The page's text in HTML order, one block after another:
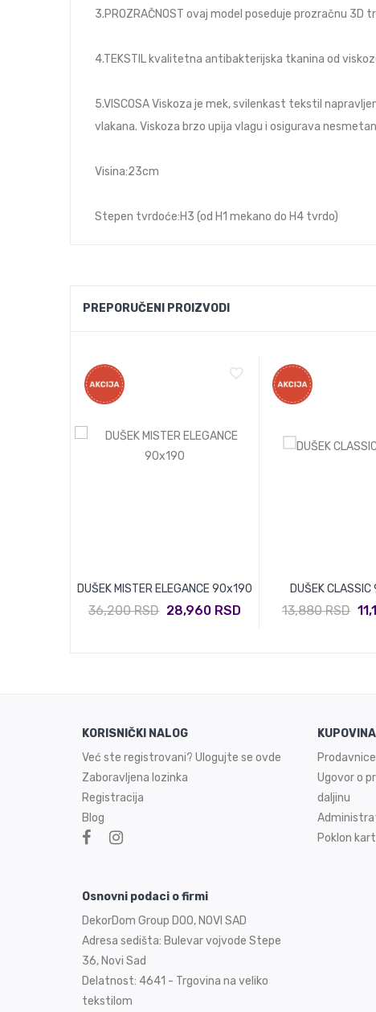
3.PROZRAČNOST ovaj model poseduje prozračnu
4.TEKSTIL kvalitetna antibakterijska tkanina od
5.VISCOSA Viskoza je mek, svilenkast tekstil
vlakana. Viskoza brzo upija vlagu i osigurava
Visina:23cm
Stepen tvrdoće:H3 (od H1 mekano do H4 tvrdo)
PREPORUČENI PROIZVODI
DUŠEK MISTER ELEGANCE 90x190
36,200 RSD 28,960 RSD
DUŠEK
13,880 RSD
KORISNIČKI NALOG
Već ste registrovani? Ulogujte se ovde
Zaboravljena lozinka
Registracija
Blog
Osnovni podaci o firmi
DekorDom Group DOO, NOVI SAD
Adresa sedišta: Bulevar vojvode Stepe
36, Novi Sad
Delatnost: 4641 - Trgovina na veliko
tekstilom
KUPOVINA
Prodavnice
Ugovor o
daljinu
Poklon